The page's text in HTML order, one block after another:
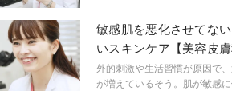
ズムやその要因などについて
ホリスティック クリニック
山崎まいこ先生にお話を伺い
敏感肌を悪化させてな
いスキンケア【美容皮
生に学ぶ ♯2】
外的刺激や生活習慣が原因で
が増えているそう。肌が敏感